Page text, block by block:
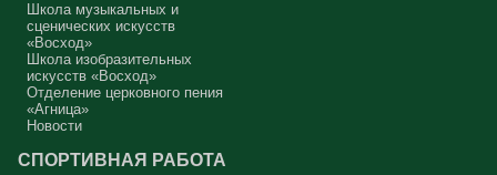
Аминь.
Протоиерей Андрей Алексеев
Школа музыкальных и
сценических искусств
«Восход»
Школа изобразительных
искусств «Восход»
Отделение церковного пения
«Агница»
Новости
СПОРТИВНАЯ РАБОТА